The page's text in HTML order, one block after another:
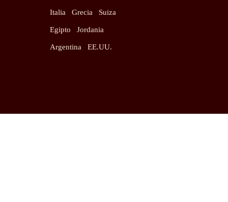
Italia Grecia Suiza
Egipto Jordania
Argentina EE.UU.